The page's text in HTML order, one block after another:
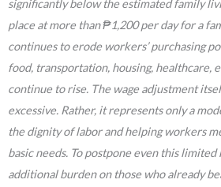
significantly below the estimated family
place at more than ₱1,200 per day for a
continues to erode workers’ purchasing
food, transportation, housing, healthcare,
continue to rise. The wage adjustment
excessive. Rather, it represents only a
the dignity of labor and helping workers
basic needs. To postpone even this limited
additional burden on those who already